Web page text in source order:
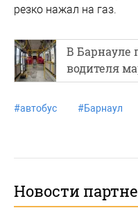
резко нажал на газ.
В Барнауле
водителя
#автобус #Барнаул
Новости